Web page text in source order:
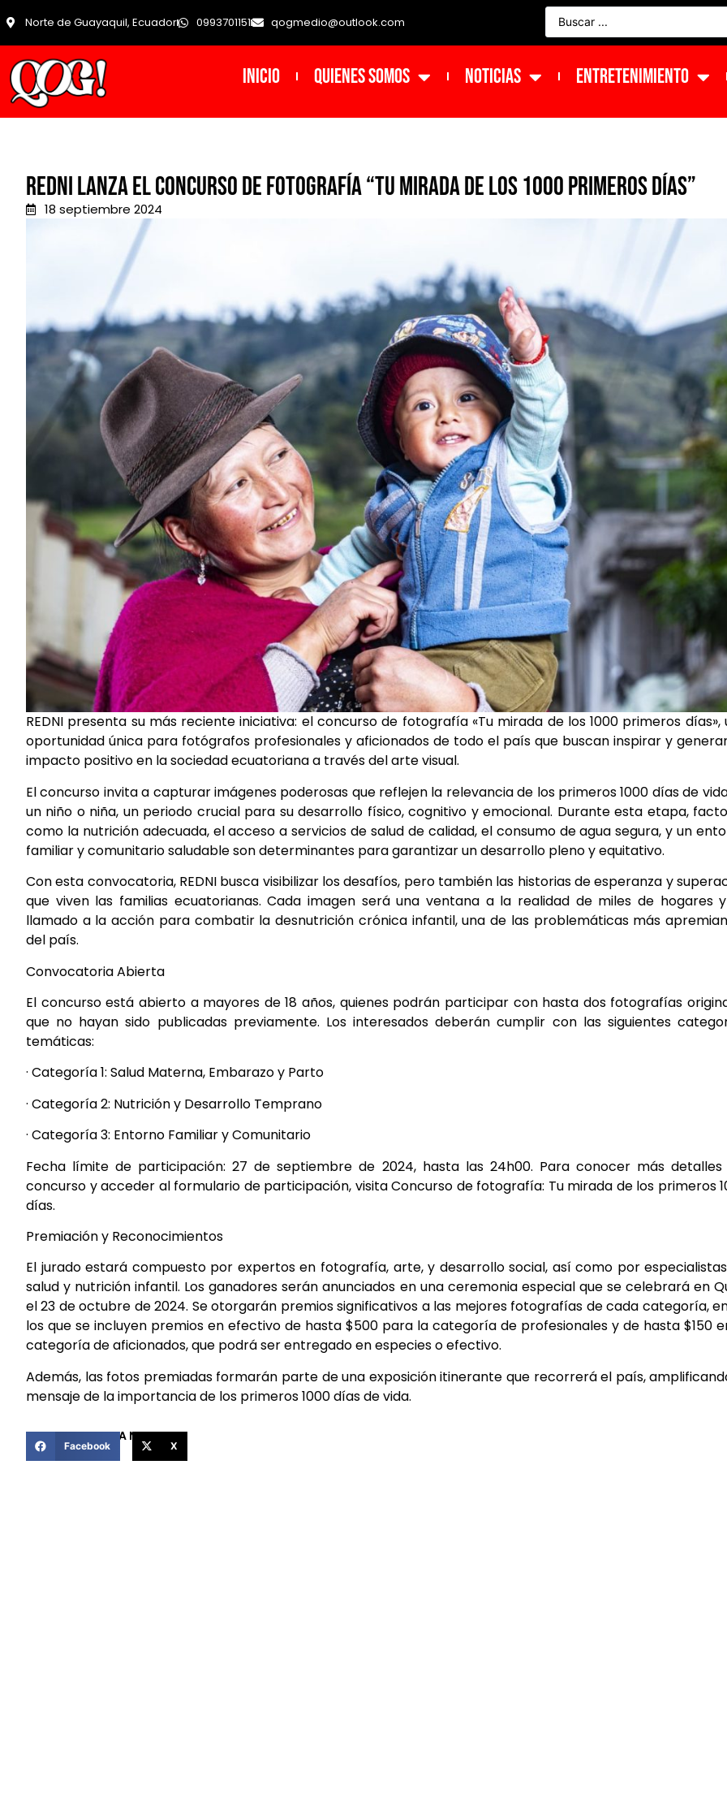
Norte de Guayaquil, Ecuador 0993701151 qogmedio@outlook.com
INICIO Quienes Somos NOTICIAS ENTRETENIMIENTO
Redni lanza el Concurso de Fotografía “Tu Mirada de los 1000 Primeros Días”
18 septiembre 2024
REDNI presenta su más reciente iniciativa: el concurso de fotografía «Tu mirada de los 1000 primeros días»,
oportunidad única para fotógrafos profesionales y aficionados de todo el país que buscan inspirar y
impacto positivo en la sociedad ecuatoriana a través del arte visual.
El concurso invita a capturar imágenes poderosas que reflejen la relevancia de los primeros 1000 días de
un niño o niña, un periodo crucial para su desarrollo físico, cognitivo y emocional. Durante esta etapa,
como la nutrición adecuada, el acceso a servicios de salud de calidad, el consumo de agua segura, y un
familiar y comunitario saludable son determinantes para garantizar un desarrollo pleno y equitativo.
Con esta convocatoria, REDNI busca visibilizar los desafíos, pero también las historias de esperanza y
que viven las familias ecuatorianas. Cada imagen será una ventana a la realidad de miles de hogares
llamado a la acción para combatir la desnutrición crónica infantil, una de las problemáticas más
del país.
Convocatoria Abierta
El concurso está abierto a mayores de 18 años, quienes podrán participar con hasta dos fotografías
que no hayan sido publicadas previamente. Los interesados deberán cumplir con las siguientes
temáticas:
· Categoría 1: Salud Materna, Embarazo y Parto
· Categoría 2: Nutrición y Desarrollo Temprano
· Categoría 3: Entorno Familiar y Comunitario
Fecha límite de participación: 27 de septiembre de 2024, hasta las 24h00. Para conocer más detalles
concurso y acceder al formulario de participación, visita Concurso de fotografía: Tu mirada de los primeros
días.
Premiación y Reconocimientos
El jurado estará compuesto por expertos en fotografía, arte, y desarrollo social, así como por
salud y nutrición infantil. Los ganadores serán anunciados en una ceremonia especial que se celebrará en
el 23 de octubre de 2024. Se otorgarán premios significativos a las mejores fotografías de cada categoría,
los que se incluyen premios en efectivo de hasta $500 para la categoría de profesionales y de hasta $150
categoría de aficionados, que podrá ser entregado en especies o efectivo.
Además, las fotos premiadas formarán parte de una exposición itinerante que recorrerá el país,
mensaje de la importancia de los primeros 1000 días de vida.
COMPARTIR ESTA NOTICIA
Facebook X